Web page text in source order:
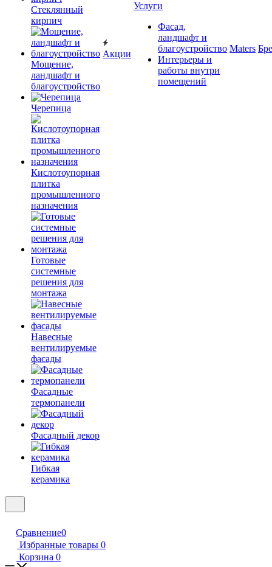
Cтеклянный
кирпич
Мощение,
ландшафт и
благоустройство
Черепица
Кислотоупорная
плитка
промышленного
назначения
Готовые
системные
решения для
монтажа
Навесные
вентилируемые
фасады
Фасадные
термопанели
Фасадный декор
Гибкая
керамика
Акции
Услуги
Фасад,
ландшафт и
благоустройство
Интерьеры и
работы внутри
помещений
Maters
Сравнение0
Избранные товары 0
Корзина 0